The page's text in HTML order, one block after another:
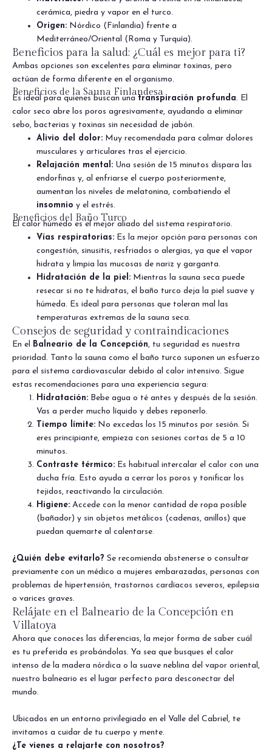
cerámica, piedra y vapor en el turco.
Origen: Nórdico (Finlandia) frente a
Mediterráneo/Oriental (Roma y Turquía).
Beneficios para la salud: ¿Cuál es mejor para ti?
Ambas opciones son excelentes para eliminar toxinas, pero
actúan de forma diferente en el organismo.
Beneficios de la Sauna Finlandesa
Es ideal para quienes buscan unatranspiración profunda. El
calor seco abre los poros agresivamente, ayudando a eliminar
sebo, bacterias y toxinas sin necesidad de jabón.
Alivio del dolor: Muy recomendada para calmar dolores
musculares y articulares tras el ejercicio.
Relajación mental: Una sesión de 15 minutos dispara las
endorfinas y, al enfriarse el cuerpo posteriormente,
aumentan los niveles de melatonina, combatiendo el
insomnio y el estrés.
Beneficios del Baño Turco
El calor húmedo es el mejor aliado del sistema respiratorio.
Vías respiratorias: Es la mejor opción para personas con
congestión, sinusitis, resfriados o alergias, ya que el vapor
hidrata y limpia las mucosas de nariz y garganta.
Hidratación de la piel: Mientras la sauna seca puede
resecar si no te hidratas, el baño turco deja la piel suave y
húmeda. Es ideal para personas que toleran mal las
temperaturas extremas de la sauna seca.
Consejos de seguridad y contraindicaciones
En el Balneario de la Concepción, tu seguridad es nuestra
prioridad. Tanto la sauna como el baño turco suponen un esfuerzo
para el sistema cardiovascular debido al calor intensivo. Sigue
estas recomendaciones para una experiencia segura:
Hidratación: Bebe agua o té antes y después de la sesión.
Vas a perder mucho líquido y debes reponerlo.
Tiempo límite: No excedas los 15 minutos por sesión. Si
eres principiante, empieza con sesiones cortas de 5 a 10
minutos.
Contraste térmico: Es habitual intercalar el calor con una
ducha fría. Esto ayuda a cerrar los poros y tonificar los
tejidos, reactivando la circulación.
Higiene: Accede con la menor cantidad de ropa posible
(bañador) y sin objetos metálicos (cadenas, anillos) que
puedan quemarte al calentarse.
¿Quién debe evitarlo? Se recomienda abstenerse o consultar
previamente con un médico a mujeres embarazadas, personas con
problemas de hipertensión, trastornos cardíacos severos, epilepsia
o varices graves.
Relájate en el Balneario de la Concepción en
Villatoya
Ahora que conoces las diferencias, la mejor forma de saber cuál
es tu preferida es probándolas. Ya sea que busques el calor
intenso de la madera nórdica o la suave neblina del vapor oriental,
nuestro balneario es el lugar perfecto para desconectar del
mundo.
Ubicados en un entorno privilegiado en el Valle del Cabriel, te
invitamos a cuidar de tu cuerpo y mente.
¿Te vienes a relajarte con nosotros?